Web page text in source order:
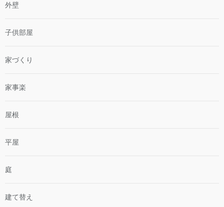
外壁
子供部屋
家づくり
家事楽
屋根
平屋
庭
建て替え